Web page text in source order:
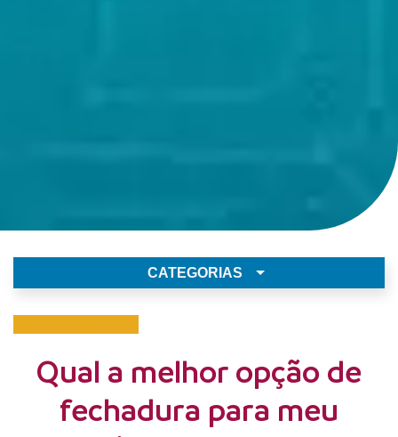
Qual a melhor opção de
fechadura para meu
CATEGORIAS